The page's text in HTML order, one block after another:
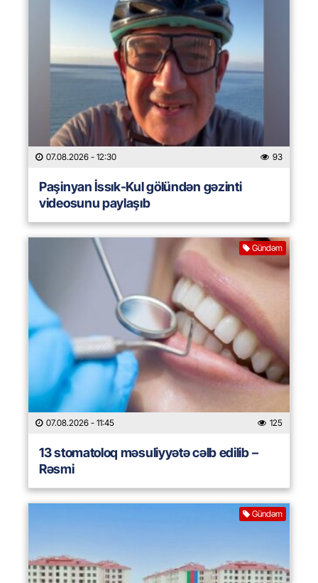
07.08.2026 - 12:30 93
Paşinyan İssık-Kul gölündən gəzinti
videosunu paylaşıb
Gündəm
07.08.2026 - 11:45 125
13 stomatoloq məsuliyyətə cəlb edilib –
Rəsmi
Gündəm